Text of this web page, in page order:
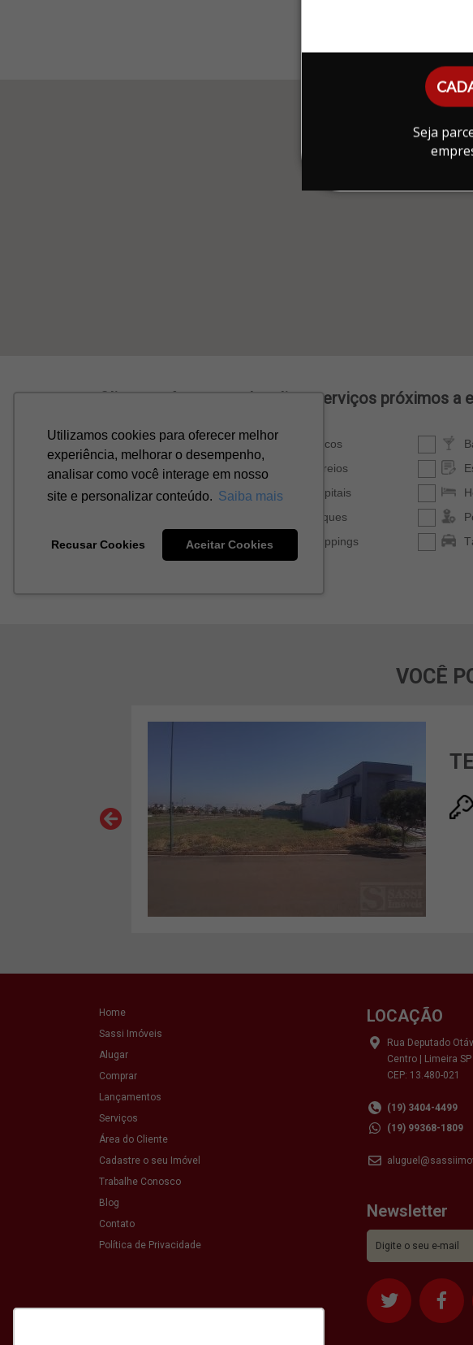
Seja
VOCÊ
Home
Sassi Imóveis
Alugar
Comprar
Lançamentos
Serviços
Área do Cliente
Cadastre o seu Imóvel
Trabalhe Conosco
Blog
Contato
Política de Privacidade
LOCAÇÃO
Rua Deputado
Centro | Limeira SP
CEP: 13.480-021
(19) 3404-4499
(19) 99368-1809
Newsletter